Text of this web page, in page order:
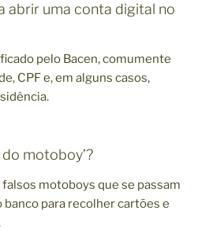
abrir uma conta digital no
pelo Bacen, comumente
CPF e, em alguns casos,
do motoboy’?
motoboys que se passam
para recolher cartões e